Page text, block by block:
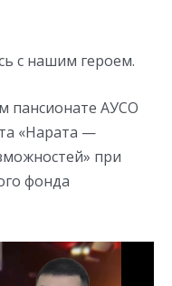
с нашим героем.
пансионате АУСО
«Нарата —
при
фонда